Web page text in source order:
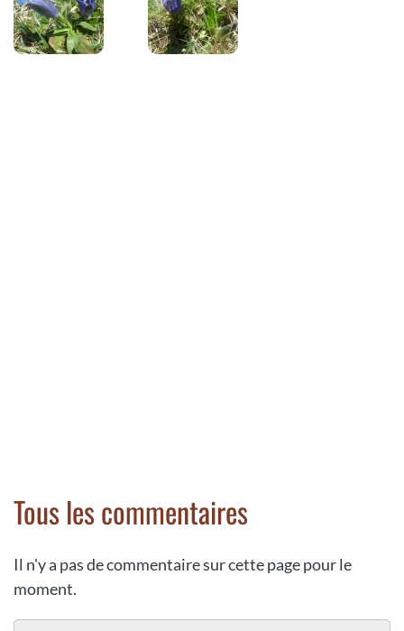
Tous les commentaires
Il n'y a pas de commentaire sur cette page pour le
moment.